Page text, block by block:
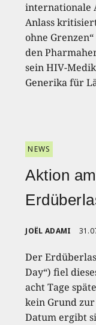
internationale
Anlass
ohne
den
sein HIV-
Generika für
NEWS
Aktion
JOËL ADAMI
Der
Day“) fiel
acht Tage
kein Grund
Datum ergibt